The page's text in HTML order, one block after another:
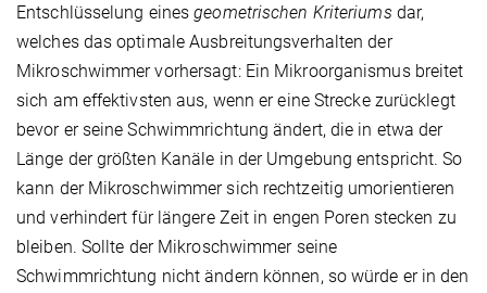
Entschlüsselung einesgeometrischen Kriteriums dar,
welches das optimale Ausbreitungsverhalten der
Mikroschwimmer vorhersagt: Ein Mikroorganismus breitet
sich am effektivsten aus, wenn er eine Strecke zurücklegt
bevor er seine Schwimmrichtung ändert, die in etwa der
Länge der größten Kanäle in der Umgebung entspricht. So
kann der Mikroschwimmer sich rechtzeitig umorientieren
und verhindert für längere Zeit in engen Poren stecken zu
bleiben. Sollte der Mikroschwimmer seine
Schwimmrichtung nicht ändern können, so würde er in den